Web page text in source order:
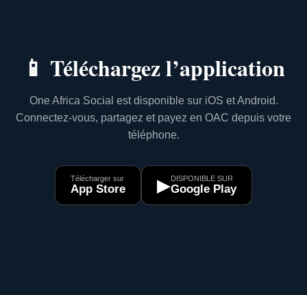
📱 Téléchargez l’application
One Africa Social est disponible sur iOS et Android.
Connectez-vous, partagez et payez en OAC depuis votre
téléphone.
Télécharger sur
App Store ▶DISPONIBLE SUR
Google Play